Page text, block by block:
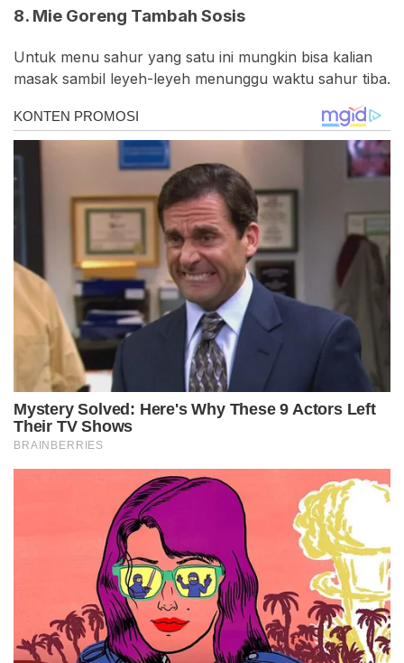
8. Mie Goreng Tambah Sosis
Untuk menu sahur yang satu ini mungkin bisa kalian
masak sambil leyeh-leyeh menunggu waktu sahur tiba.